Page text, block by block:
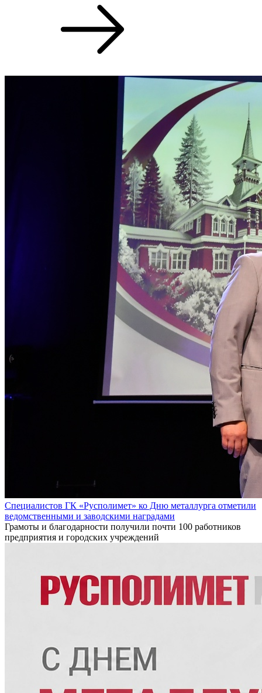
Специалистов ГК «Русполимет» ко Дню металлурга отметили
ведомственными и заводскими наградами
Грамоты и благодарности получили почти 100 работников
предприятия и городских учреждений